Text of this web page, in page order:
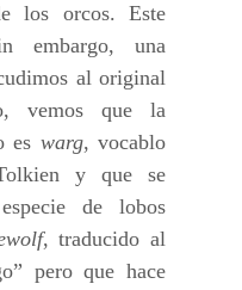
los orcos. Este
embargo, una
al original
vemos que la
es warg, vocablo
y que se
de lobos
, traducido al
pero que hace